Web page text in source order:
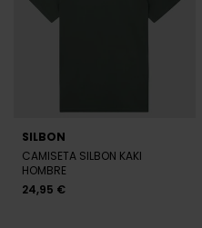
SILBON
CAMISETA SILBON KAKI
HOMBRE
24,95 €